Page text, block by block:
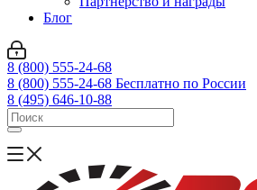
Блог
8 (800) 555-24-68
8 (800) 555-24-68 Бесплатно по России
8 (495) 646-10-88